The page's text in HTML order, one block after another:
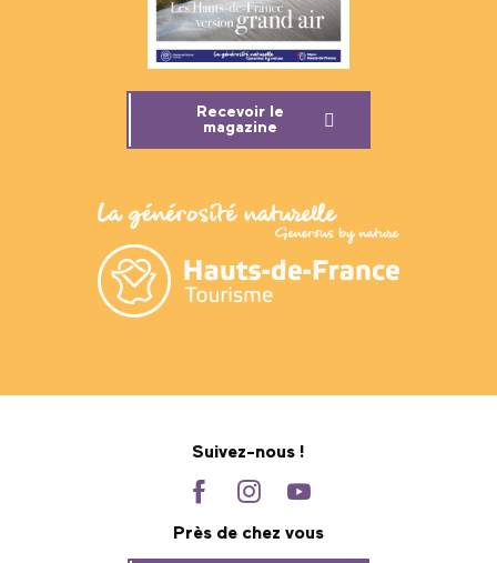
Recevoir le
magazine
Suivez-nous !
Près de chez vous